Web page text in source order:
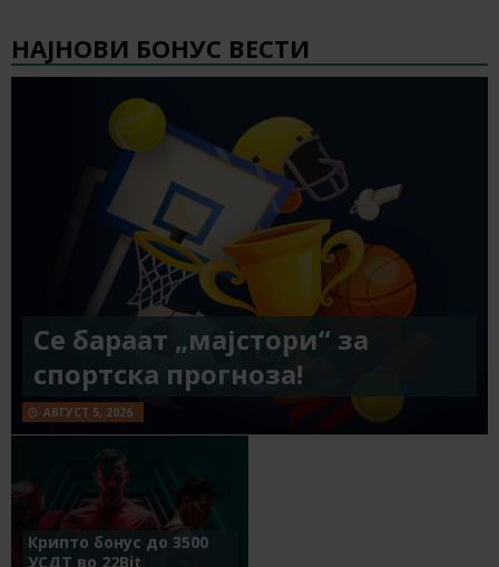
НАЈНОВИ БОНУС ВЕСТИ
Се бараат „мајстори“ за
спортска прогноза!
АВГУСТ 5, 2026
Крипто бонус до 3500
УСДТ во 22Bit